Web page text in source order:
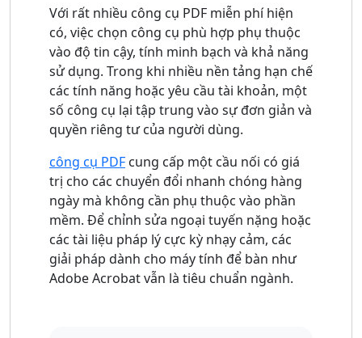
Với rất nhiều công cụ PDF miễn phí hiện
có, việc chọn công cụ phù hợp phụ thuộc
vào độ tin cậy, tính minh bạch và khả năng
sử dụng. Trong khi nhiều nền tảng hạn chế
các tính năng hoặc yêu cầu tài khoản, một
số công cụ lại tập trung vào sự đơn giản và
quyền riêng tư của người dùng.
công cụ PDF cung cấp một cầu nối có giá
trị cho các chuyển đổi nhanh chóng hàng
ngày mà không cần phụ thuộc vào phần
mềm. Để chỉnh sửa ngoại tuyến nặng hoặc
các tài liệu pháp lý cực kỳ nhạy cảm, các
giải pháp dành cho máy tính để bàn như
Adobe Acrobat vẫn là tiêu chuẩn ngành.